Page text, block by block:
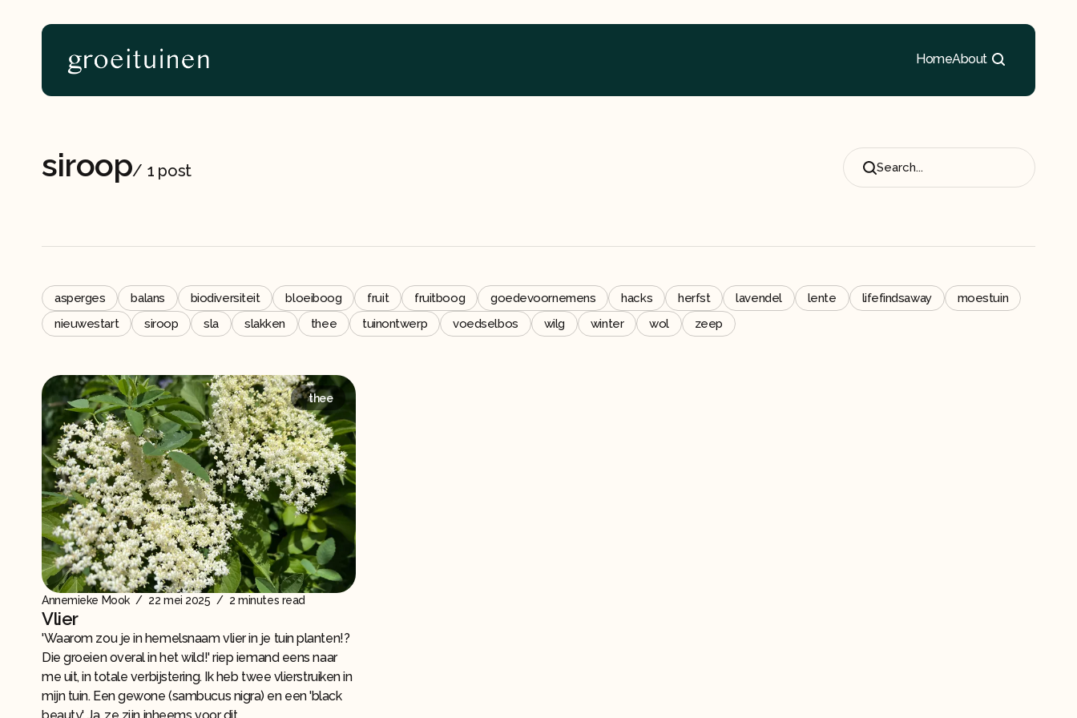
HomeAbout
siroop/ 1 post Search...
asperges balans biodiversiteit bloeiboog fruit fruitboog goedevoornemens hacks herfst lavendel lente lifefindsaway
moestuin
nieuwestart
siroop sla slakken thee tuinontwerp voedselbos wilg winter wol zeep
thee
Annemieke Mook / 22 mei 2025 / 2 minutes read
Vlier
'Waarom zou je in hemelsnaam vlier in je tuin planten!?
Die groeien overal in het wild!' riep iemand eens naar
me uit, in totale verbijstering. Ik heb twee vlierstruiken in
mijn tuin. Een gewone (sambucus nigra) en een 'black